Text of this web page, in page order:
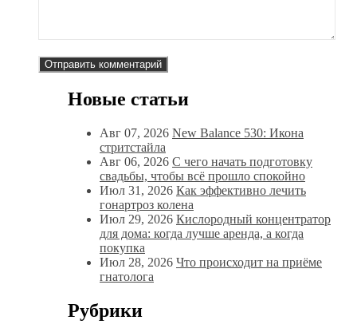
Новые статьи
Авг 07, 2026 New Balance 530: Икона
стритстайла
Авг 06, 2026 С чего начать подготовку
свадьбы, чтобы всё прошло спокойно
Июл 31, 2026 Как эффективно лечить
гонартроз колена
Июл 29, 2026 Кислородный концентратор
для дома: когда лучше аренда, а когда
покупка
Июл 28, 2026 Что происходит на приёме
гнатолога
Рубрики